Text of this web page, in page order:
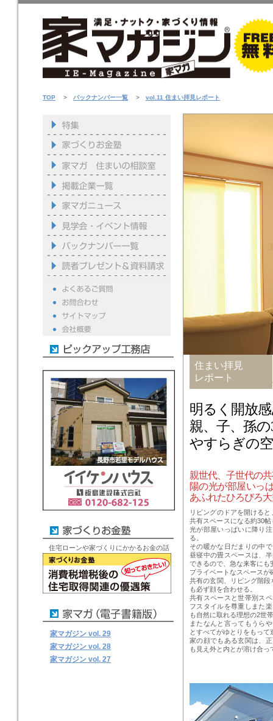
TOP > バックナンバー一覧 > vol.11 住まい拝見レポート
住宅ローンや家づくりにかかるお金の話
家マガジン vol. 29
家マガジン vol. 28
家マガジン vol. 27
住まい拝見
レポート
明るく開放
親、子、孫
やすらぎの
親世代、子世代の
陽の光が部屋いっ
あふれたひろびろ
リビングのドアを開ける
共有スペースになる約30
光が部屋いっぱいに降り
る。
その暖かな日だまりの中
昼寝中の畳スペースは、
できるので、急な来客にも
プライベートなスペース
共有の玄関、リビング階
も必ず顔を合わせる。
共有スペースと世帯別ス
フスタイルを尊重しまた
も自然に取れる理想の2世
またなんと言ってもうら
とすべてがゆとりをもって
家の顔でもある玄関は、
も見え外と内とが溶け合